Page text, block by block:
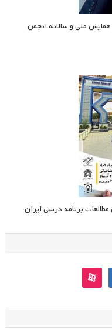
ملی و سالانه انجمن
برنامه درسی ایران
aparat